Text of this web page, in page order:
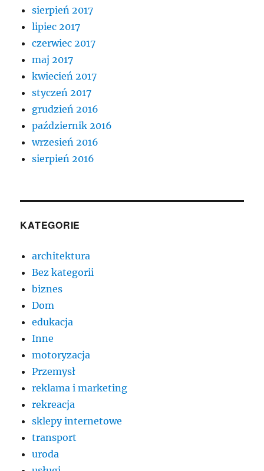
sierpień 2017
lipiec 2017
czerwiec 2017
maj 2017
kwiecień 2017
styczeń 2017
grudzień 2016
październik 2016
wrzesień 2016
sierpień 2016
KATEGORIE
architektura
Bez kategorii
biznes
Dom
edukacja
Inne
motoryzacja
Przemysł
reklama i marketing
rekreacja
sklepy internetowe
transport
uroda